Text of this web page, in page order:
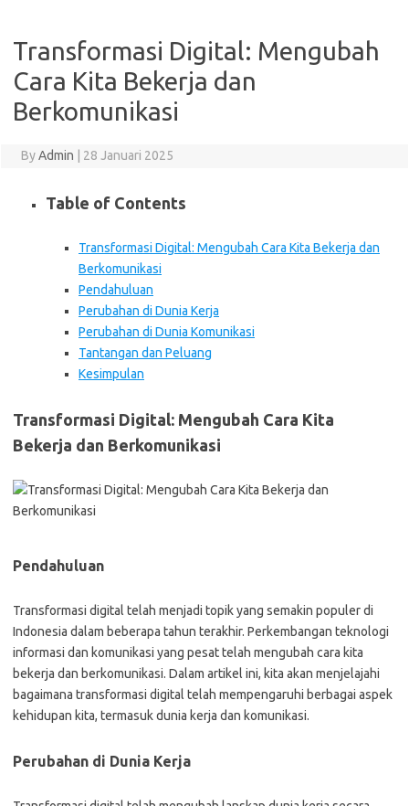
Transformasi Digital: Mengubah
Cara Kita Bekerja dan
Berkomunikasi
ByAdmin 28 Januari 2025
Table of Contents
Transformasi Digital: Mengubah Cara Kita Bekerja dan
Berkomunikasi
Pendahuluan
Perubahan di Dunia Kerja
Perubahan di Dunia Komunikasi
Tantangan dan Peluang
Kesimpulan
Transformasi Digital: Mengubah Cara Kita
Bekerja dan Berkomunikasi
Pendahuluan
Transformasi digital telah menjadi topik yang semakin populer di
Indonesia dalam beberapa tahun terakhir. Perkembangan teknologi
informasi dan komunikasi yang pesat telah mengubah cara kita
bekerja dan berkomunikasi. Dalam artikel ini, kita akan menjelajahi
bagaimana transformasi digital telah mempengaruhi berbagai aspek
kehidupan kita, termasuk dunia kerja dan komunikasi.
Perubahan di Dunia Kerja